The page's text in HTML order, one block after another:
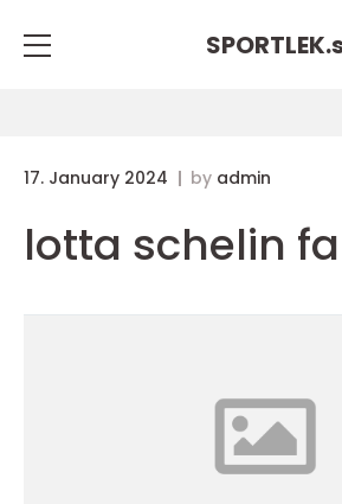
SPORTLEK.
17. January 2024 by admin
lotta schelin